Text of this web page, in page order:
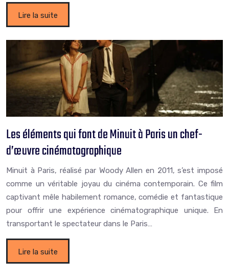
Lire la suite
Les éléments qui font de Minuit à Paris un chef-
d’œuvre cinématographique
Minuit à Paris, réalisé par Woody Allen en 2011, s’est imposé
comme un véritable joyau du cinéma contemporain. Ce film
captivant mêle habilement romance, comédie et fantastique
pour offrir une expérience cinématographique unique. En
transportant le spectateur dans le Paris…
Lire la suite